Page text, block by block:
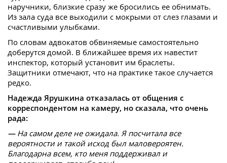
наручники, близкие сразу же бросились ее обнимать.
Из зала суда все выходили с мокрыми от слез глазами и
счастливыми улыбками.
По словам адвокатов обвиняемые самостоятельно
доберутся домой. В ближайшее время их навестит
инспектор, который установит им браслеты.
Защитники отмечают, что на практике такое случается
редко.
Надежда Ярушкина отказалась от общения с
корреспондентом на камеру, но сказала, что очень
рада:
— На самом деле не ожидала. Я посчитала все
вероятности и такой исход был маловероятен.
Благодарна всем, кто меня поддерживал и